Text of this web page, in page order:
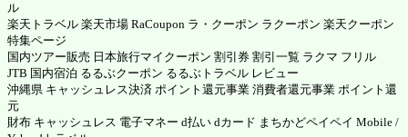
ル
楽天トラベル 楽天市場 RaCoupon ラ・クーポン ラクーポン 楽天クーポン
特集ページ
国内ツアー販売 日本旅行マイクーポン 割引券 割引一覧 ラクマ フリル
JTB 国内宿泊 るるぶクーポン るるぶトラベル レビュー
沖縄県 キャッシュレス決済 ポイント還元事業 消費者還元事業 ポイント還
元
財布 キャッシュレス 電子マネー d払い dカード まちかどペイペイ Mobile /